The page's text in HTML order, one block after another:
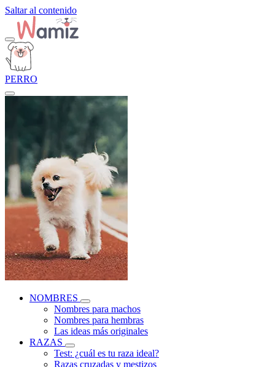
Saltar al contenido
PERRO
NOMBRES
Nombres para machos
Nombres para hembras
Las ideas más originales
RAZAS
Test: ¿cuál es tu raza ideal?
Razas cruzadas y mestizos